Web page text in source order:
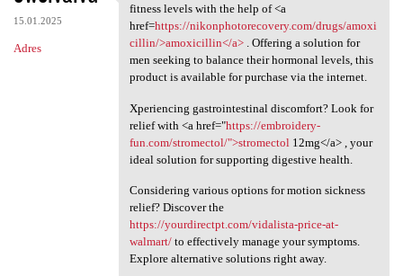
15.01.2025
Adres
Regain your vitality and
fitness levels with the help of <a
href=https://nikonphotorecovery.com/drugs/amoxi
cillin/>amoxicillin</a>. Offering a solution for
men seeking to balance their hormonal levels, this
product is available for purchase via the internet.
Xperiencing gastrointestinal discomfort? Look for
relief with <a href="https://embroidery-
fun.com/stromectol/">stromectol 12mg</a> , your
ideal solution for supporting digestive health.
Considering various options for motion sickness
relief? Discover the
https://yourdirectpt.com/vidalista-price-at-
walmart/to effectively manage your symptoms.
Explore alternative solutions right away.